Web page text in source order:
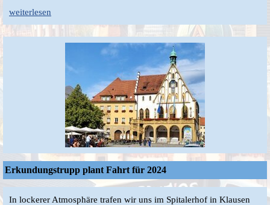
weiterlesen
Erkundungstrupp plant Fahrt für 2024
In lockerer Atmosphäre trafen wir uns im Spitalerhof in Klausen